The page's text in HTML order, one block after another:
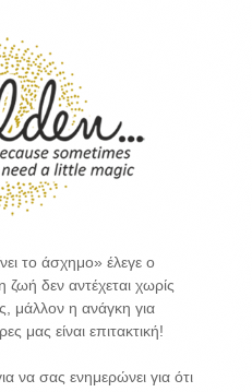
το άσχημο» έλεγε ο
δεν αντέχεται χωρίς
μάλλον η ανάγκη για
μας είναι επιτακτική!
να σας ενημερώνει για ότι